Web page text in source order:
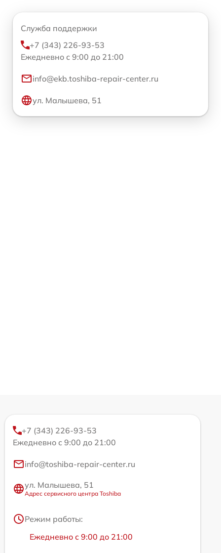
Служба поддержки
+7 (343) 226-93-53
Ежедневно с 9:00 до 21:00
info@ekb.toshiba-repair-center.ru
ул. Малышева, 51
+7 (343) 226-93-53
Ежедневно с 9:00 до 21:00
info@toshiba-repair-center.ru
ул. Малышева, 51
Адрес сервисного центра Toshiba
Режим работы:
Ежедневно с 9:00 до 21:00